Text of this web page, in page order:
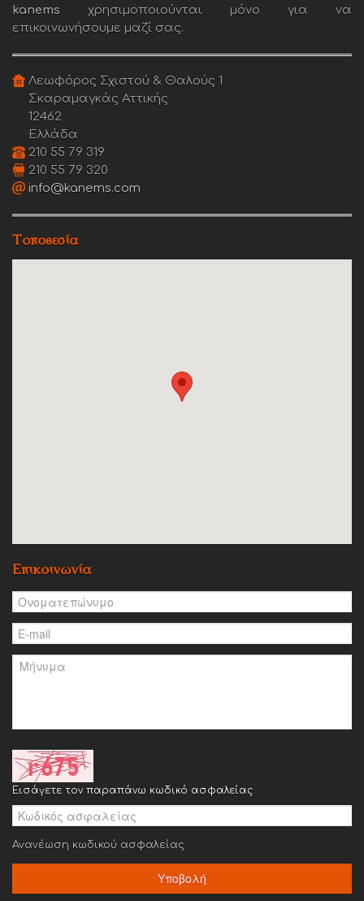
kanems χρησιμοποιούνται μόνο για να
επικοινωνήσουμε μαζί σας.
Λεωφόρος Σχιστού & Θαλούς 1
Σκαραμαγκάς Αττικής
12462
Ελλάδα
210 55 79 319
210 55 79 320
info@kanems.com
Τοποθεσία
Επικοινωνία
Εισάγετε τον παραπάνω κωδικό ασφαλείας
Ανανέωση κωδικού ασφαλείας
Υποβολή